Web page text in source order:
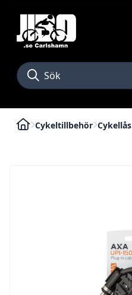
Cykeltillbehör Cykellås